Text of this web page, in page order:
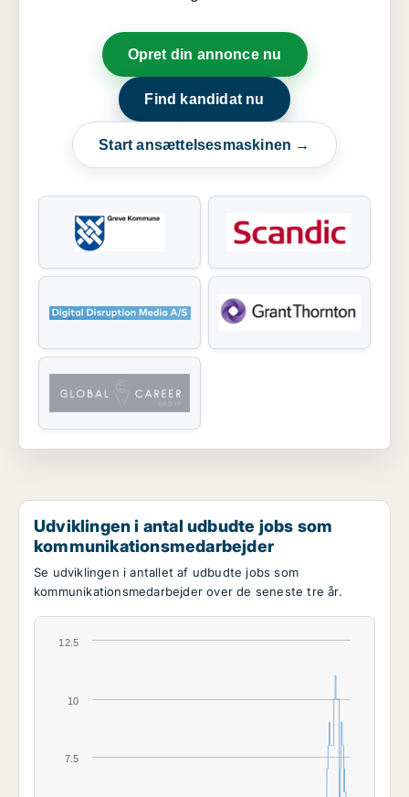
Opret din annonce nu
Find kandidat nu
Start ansættelsesmaskinen →
Udviklingen i antal udbudte jobs som
kommunikationsmedarbejder
Se udviklingen i antallet af udbudte jobs som
kommunikationsmedarbejder over de seneste tre år.
10
7.5
12.5